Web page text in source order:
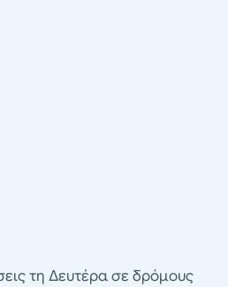
τη Δευτέρα σε δρόμους